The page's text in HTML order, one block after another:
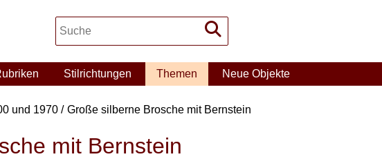
Stilrichtungen Themen Neue Objekte
und 1970 Große silberne Brosche mit Bernstein
mit Bernstein